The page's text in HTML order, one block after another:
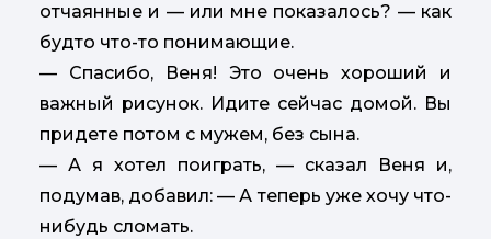
отчаянные и — или мне показалось? — как
будто что-то понимающие.
— Спасибо, Веня! Это очень хороший и
важный рисунок. Идите сейчас домой. Вы
придете потом с мужем, без сына.
— А я хотел поиграть, — сказал Веня и,
подумав, добавил: — А теперь уже хочу что-
нибудь сломать.